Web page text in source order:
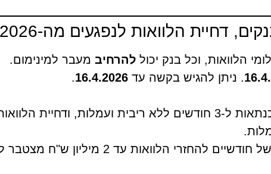
הלוואות לנפגעים מה-28.2.2026
הלוואות, וכל בנק יכול להרחיב מעבר למינימום.
. ניתן להגיש בקשה עד 16.4.2026
.
: דחייה של חודשיים להחזרי הלוואות